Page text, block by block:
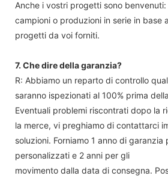
Anche i vostri progetti sono
campioni o produzioni in serie in base
progetti da voi forniti.
7. Che dire della garanzia?
R: Abbiamo un reparto di controllo
saranno ispezionati al 100% prima
Eventuali problemi riscontrati dopo la
la merce, vi preghiamo di contattarci
soluzioni. Forniamo 1 anno di garanzia
personalizzati e 2 anni per gli
movimento dalla data di consegna.